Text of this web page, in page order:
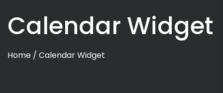
Calendar Widget
Home / Calendar Widget